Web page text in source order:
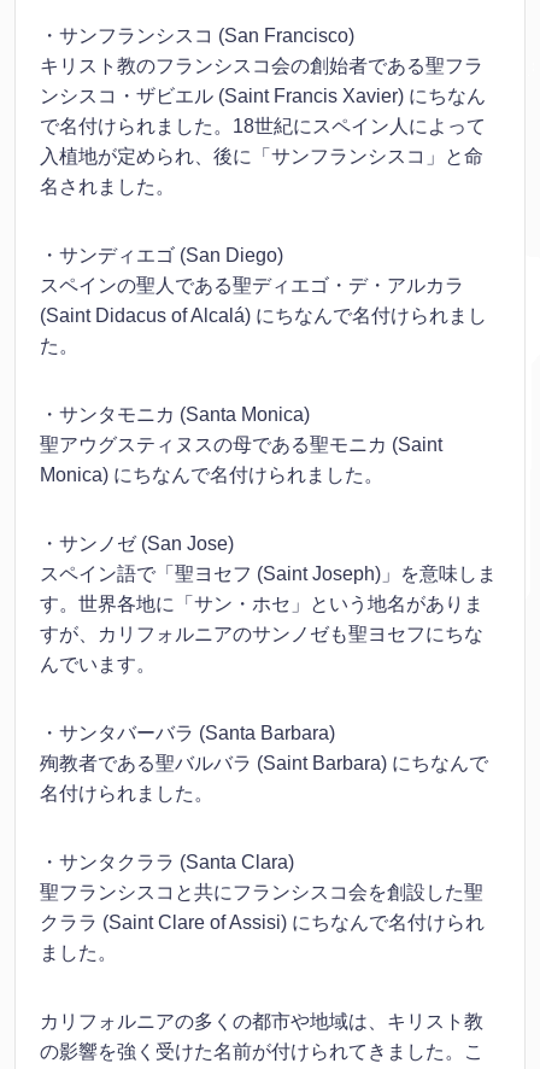
・サンフランシスコ (San Francisco)
キリスト教のフランシスコ会の創始者である聖フラ
ンシスコ・ザビエル (Saint Francis Xavier) にちなん
で名付けられました。18世紀にスペイン人によって
入植地が定められ、後に「サンフランシスコ」と命
名されました。
・サンディエゴ (San Diego)
スペインの聖人である聖ディエゴ・デ・アルカラ
(Saint Didacus of Alcalá) にちなんで名付けられまし
た。
・サンタモニカ (Santa Monica)
聖アウグスティヌスの母である聖モニカ (Saint
Monica) にちなんで名付けられました。
・サンノゼ (San Jose)
スペイン語で「聖ヨセフ (Saint Joseph)」を意味しま
す。世界各地に「サン・ホセ」という地名がありま
すが、カリフォルニアのサンノゼも聖ヨセフにちな
んでいます。
・サンタバーバラ (Santa Barbara)
殉教者である聖バルバラ (Saint Barbara) にちなんで
名付けられました。
・サンタクララ (Santa Clara)
聖フランシスコと共にフランシスコ会を創設した聖
クララ (Saint Clare of Assisi) にちなんで名付けられ
ました。
カリフォルニアの多くの都市や地域は、キリスト教
の影響を強く受けた名前が付けられてきました。こ